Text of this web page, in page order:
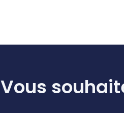
Vous